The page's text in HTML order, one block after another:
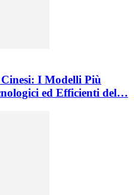
I Modelli Più
ed Efficienti del…